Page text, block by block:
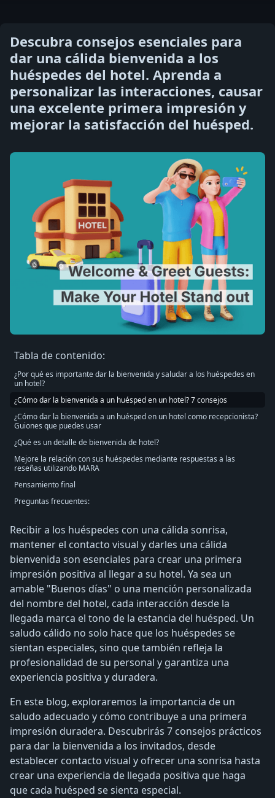
Descubra consejos esenciales para
dar una cálida bienvenida a los
huéspedes del hotel. Aprenda a
personalizar las interacciones, causar
una excelente primera impresión y
mejorar la satisfacción del huésped.
Tabla de contenido:
¿Por qué es importante dar la bienvenida y saludar a los huéspedes en
un hotel?
¿Cómo dar la bienvenida a un huésped en un hotel? 7 consejos
¿Cómo dar la bienvenida a un huésped en un hotel como recepcionista?
Guiones que puedes usar
¿Qué es un detalle de bienvenida de hotel?
Mejore la relación con sus huéspedes mediante respuestas a las
reseñas utilizando MARA
Pensamiento final
Preguntas frecuentes:
Recibir a los huéspedes con una cálida sonrisa,
mantener el contacto visual y darles una cálida
bienvenida son esenciales para crear una primera
impresión positiva al llegar a su hotel. Ya sea un
amable "Buenos días" o una mención personalizada
del nombre del hotel, cada interacción desde la
llegada marca el tono de la estancia del huésped. Un
saludo cálido no solo hace que los huéspedes se
sientan especiales, sino que también refleja la
profesionalidad de su personal y garantiza una
experiencia positiva y duradera.
En este blog, exploraremos la importancia de un
saludo adecuado y cómo contribuye a una primera
impresión duradera. Descubrirás 7 consejos prácticos
para dar la bienvenida a los invitados, desde
establecer contacto visual y ofrecer una sonrisa hasta
crear una experiencia de llegada positiva que haga
que cada huésped se sienta especial.